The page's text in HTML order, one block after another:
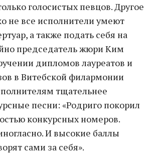
голосистых певцов. Другое
не все исполнители умеют
а также подать себя на
председатель жюри Ким
дипломов лауреатов и
в Витебской филармонии
тщательнее
песни: «Родриго покорил
конкурсных номеров.
И высокие баллы
сами за себя».